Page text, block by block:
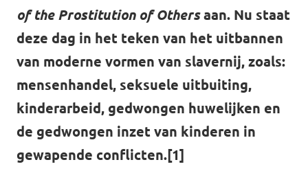
Word lid
Word actief
Doneer
of the Prostitution of Othersaan. Nu staat
deze dag in het teken van het uitbannen
van moderne vormen van slavernij, zoals:
mensenhandel, seksuele uitbuiting,
kinderarbeid, gedwongen huwelijken en
de gedwongen inzet van kinderen in
gewapende conflicten.[1]